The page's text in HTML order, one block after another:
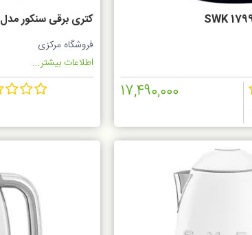
17,490,000
کتری برقی سنکور مدل SWK 2198RS
فروشگاه مرکزی
اطلاعات بیشتر...